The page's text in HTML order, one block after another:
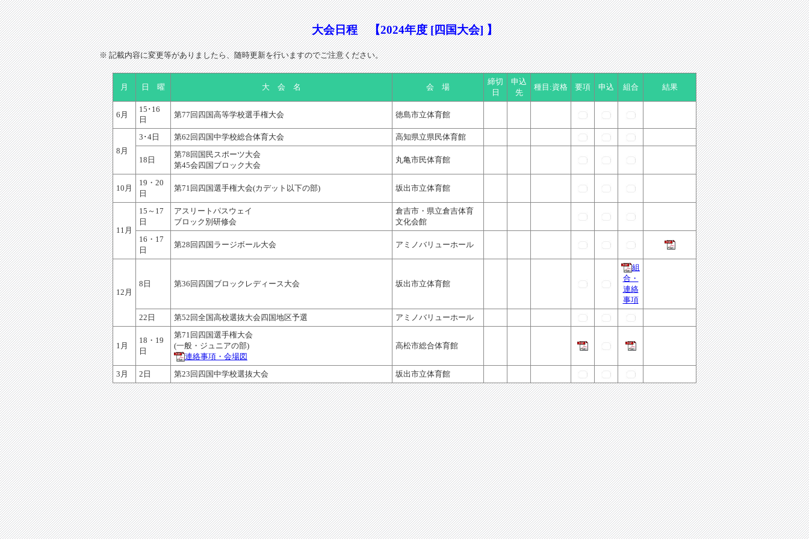
大会日程 【2024年度 [四国大会] 】
※ 記載内容に変更等がありましたら、随時更新を行いますのでご注意ください。
月 日 曜 大 会 名 会 場
締切
日
申込
先
種目:資格 要項 申込 組合 結果
6月
15･16
日
第77回四国高等学校選手権大会 徳島市立体育館
8月
3･4日 第62回四国中学校総合体育大会 高知県立県民体育館
18日
第78回国民スポーツ大会
第45会四国ブロック大会
丸亀市民体育館
10月
19・20
日
第71回四国選手権大会(カデット以下の部) 坂出市立体育館
11月
15～17
日
アスリートパスウェイ
ブロック別研修会
倉吉市・県立倉吉体育
文化会館
16・17
日
第28回四国ラージボール大会 アミノバリューホール
12月
8日 第36回四国ブロックレディース大会 坂出市立体育館
組
合・
連絡
事項
22日
第52回全国高校選抜大会四国地区予選 アミノバリューホール
1月
18・19
日
第71回四国選手権大会
(一般・ジュニアの部)
連絡事項・会場図
高松市総合体育館
3月 2日 第23回四国中学校選抜大会 坂出市立体育館